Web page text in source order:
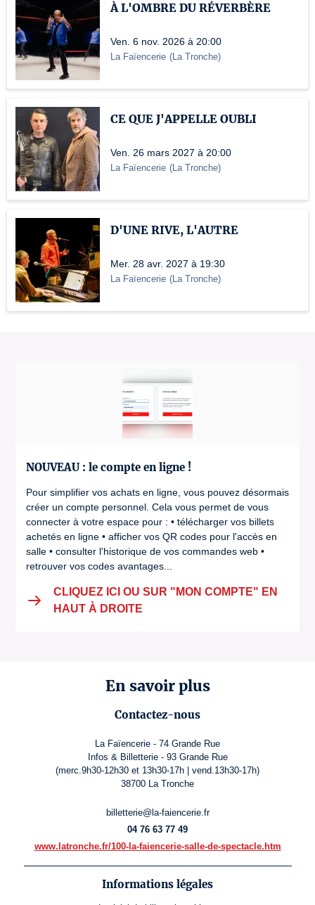
À L'OMBRE DU RÉVERBÈRE
Ven. 6 nov. 2026 à 20:00
La Faïencerie (La Tronche)
CE QUE J'APPELLE OUBLI
Ven. 26 mars 2027 à 20:00
La Faïencerie (La Tronche)
D'UNE RIVE, L'AUTRE
Mer. 28 avr. 2027 à 19:30
La Faïencerie (La Tronche)
NOUVEAU : le compte en ligne !
Pour simplifier vos achats en ligne, vous pouvez désormais
créer un compte personnel. Cela vous permet de vous
connecter à votre espace pour : • télécharger vos billets
achetés en ligne • afficher vos QR codes pour l'accès en
salle • consulter l'historique de vos commandes web •
retrouver vos codes avantages...
CLIQUEZ ICI OU SUR "MON COMPTE" EN
HAUT À DROITE
En savoir plus
Contactez-nous
La Faïencerie - 74 Grande Rue
Infos & Billetterie - 93 Grande Rue
(merc.9h30-12h30 et 13h30-17h | vend.13h30-17h)
38700 La Tronche
billetterie@la-faiencerie.fr
04 76 63 77 49
www.latronche.fr/100-la-faiencerie-salle-de-spectacle.htm
Informations légales